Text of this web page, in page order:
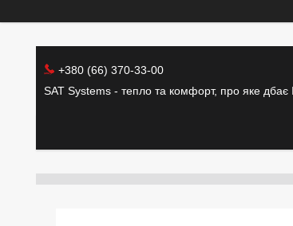
+380 (66) 370-33-00
SAT Systems - тепло та комфорт, про яке дбає